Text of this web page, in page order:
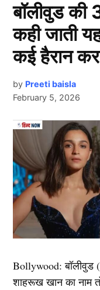
भारत ने ऑस्ट्रेलिया को
है। इसमें से टीम
किया, जिसमें दिग्गज
Pujara)का बड़ा
ऑस्ट्रेलियाई सरजमी
से 993 रन बनाए हैं।
हैं। ऐसे में जब उन्हें
थे।
बॉलीवुड की
कही जाती
कई हैरान
by Preeti baisla
February 5, 2026
Bollywood:बॉलीवुड (
शाहरूख खान का नाम